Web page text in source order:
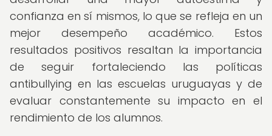
confianza en sí mismos, lo que se refleja en un
mejor desempeño académico. Estos
resultados positivos resaltan la importancia
de seguir fortaleciendo las políticas
antibullying en las escuelas uruguayas y de
evaluar constantemente su impacto en el
rendimiento de los alumnos.